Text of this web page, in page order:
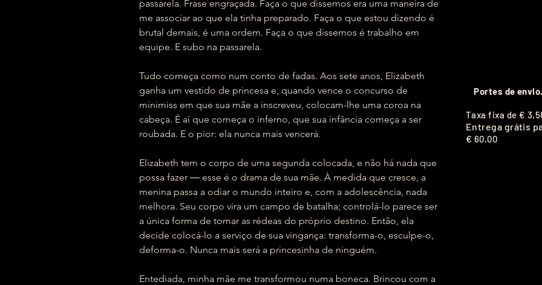
passarela. Frase engraçada. Faça o que dissemos era uma maneira de
me associar ao que ela tinha preparado. Faça o que estou dizendo é
brutal demais, é uma ordem. Faça o que dissemos é trabalho em
equipe. E subo na passarela.
Tudo começa como num conto de fadas. Aos sete anos, Elizabeth
ganha um vestido de princesa e, quando vence o concurso de
minimiss em que sua mãe a inscreveu, colocam-lhe uma coroa na
cabeça. É aí que começa o inferno, que sua infância começa a ser
roubada. E o pior: ela nunca mais vencerá.
Elizabeth tem o corpo de uma segunda colocada, e não há nada que
possa fazer ― esse é o drama de sua mãe. À medida que cresce, a
menina passa a odiar o mundo inteiro e, com a adolescência, nada
melhora. Seu corpo vira um campo de batalha; controlá-lo parece ser
a única forma de tomar as rédeas do próprio destino. Então, ela
decide colocá-lo a serviço de sua vingança: transforma-o, esculpe-o,
deforma-o. Nunca mais será a princesinha de ninguém.
Entediada, minha mãe me transformou numa boneca. Brincou com a
Portes de
Taxa fixa de €
Entrega grátis
€ 60,00